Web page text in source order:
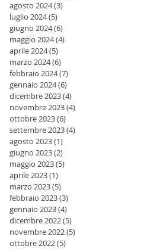
agosto 2024(3)
luglio 2024(5)
giugno 2024(6)
maggio 2024(4)
aprile 2024(5)
marzo 2024(6)
febbraio 2024(7)
gennaio 2024(6)
dicembre 2023(4)
novembre 2023(4)
ottobre 2023(6)
settembre 2023(4)
agosto 2023(1)
giugno 2023(2)
maggio 2023(5)
aprile 2023(1)
marzo 2023(5)
febbraio 2023(3)
gennaio 2023(4)
dicembre 2022(5)
novembre 2022(5)
ottobre 2022(5)